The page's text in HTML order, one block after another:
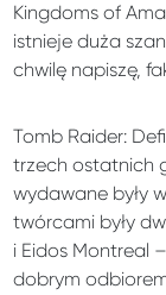
Kingdoms of
istnieje duża
chwilę napiszę,
Tomb Raider:
trzech ostatnich
wydawane były
twórcami były
i Eidos Montreal
dobrym